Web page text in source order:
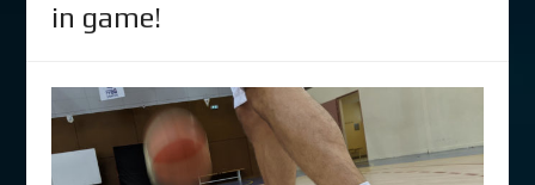
in game!